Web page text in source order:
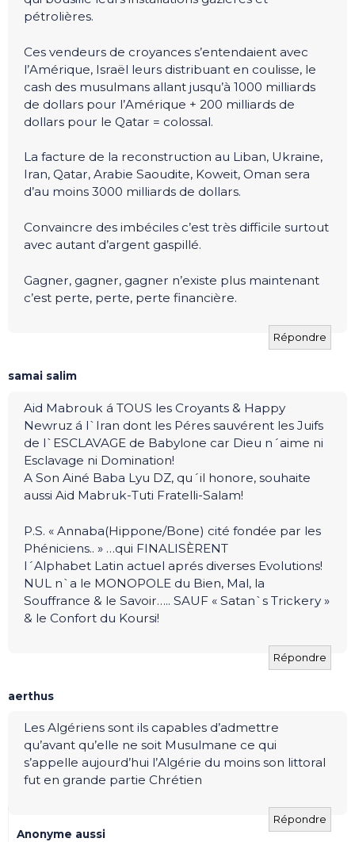
pétrolières.
Ces vendeurs de croyances s’entendaient avec
l’Amérique, Israël leurs distribuant en coulisse, le
cash des musulmans allant jusqu’à 1000 milliards
de dollars pour l’Amérique + 200 milliards de
dollars pour le Qatar = colossal.
La facture de la reconstruction au Liban, Ukraine,
Iran, Qatar, Arabie Saoudite, Koweit, Oman sera
d’au moins 3000 milliards de dollars.
Convaincre des imbéciles c’est très difficile surtout
avec autant d’argent gaspillé.
Gagner, gagner, gagner n’existe plus maintenant
c’est perte, perte, perte financière.
Répondre
samai salim
Aid Mabrouk á TOUS les Croyants & Happy
Newruz á l`Iran dont les Péres sauvérent les Juifs
de l`ESCLAVAGE de Babylone car Dieu n´aime ni
Esclavage ni Domination!
A Son Ainé Baba Lyu DZ, qu´il honore, souhaite
aussi Aid Mabruk-Tuti Fratelli-Salam!
P.S. « Annaba(Hippone/Bone) cité fondée par les
Phéniciens.. » …qui FINALISÈRENT
l´Alphabet Latin actuel aprés diverses Evolutions!
NUL n`a le MONOPOLE du Bien, Mal, la
Souffrance & le Savoir….. SAUF « Satan`s Trickery »
& le Confort du Koursi!
Répondre
aerthus
Les Algériens sont ils capables d’admettre
qu’avant qu’elle ne soit Musulmane ce qui
s’appelle aujourd’hui l’Algérie du moins son littoral
fut en grande partie Chrétien
Répondre
Anonyme aussi